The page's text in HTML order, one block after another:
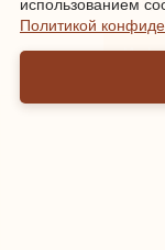
использованием
Политикой